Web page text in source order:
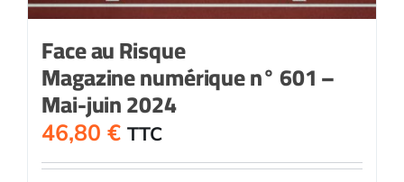
Face au Risque
Magazine numérique n° 601 –
Mai-juin 2024
46,80 € TTC